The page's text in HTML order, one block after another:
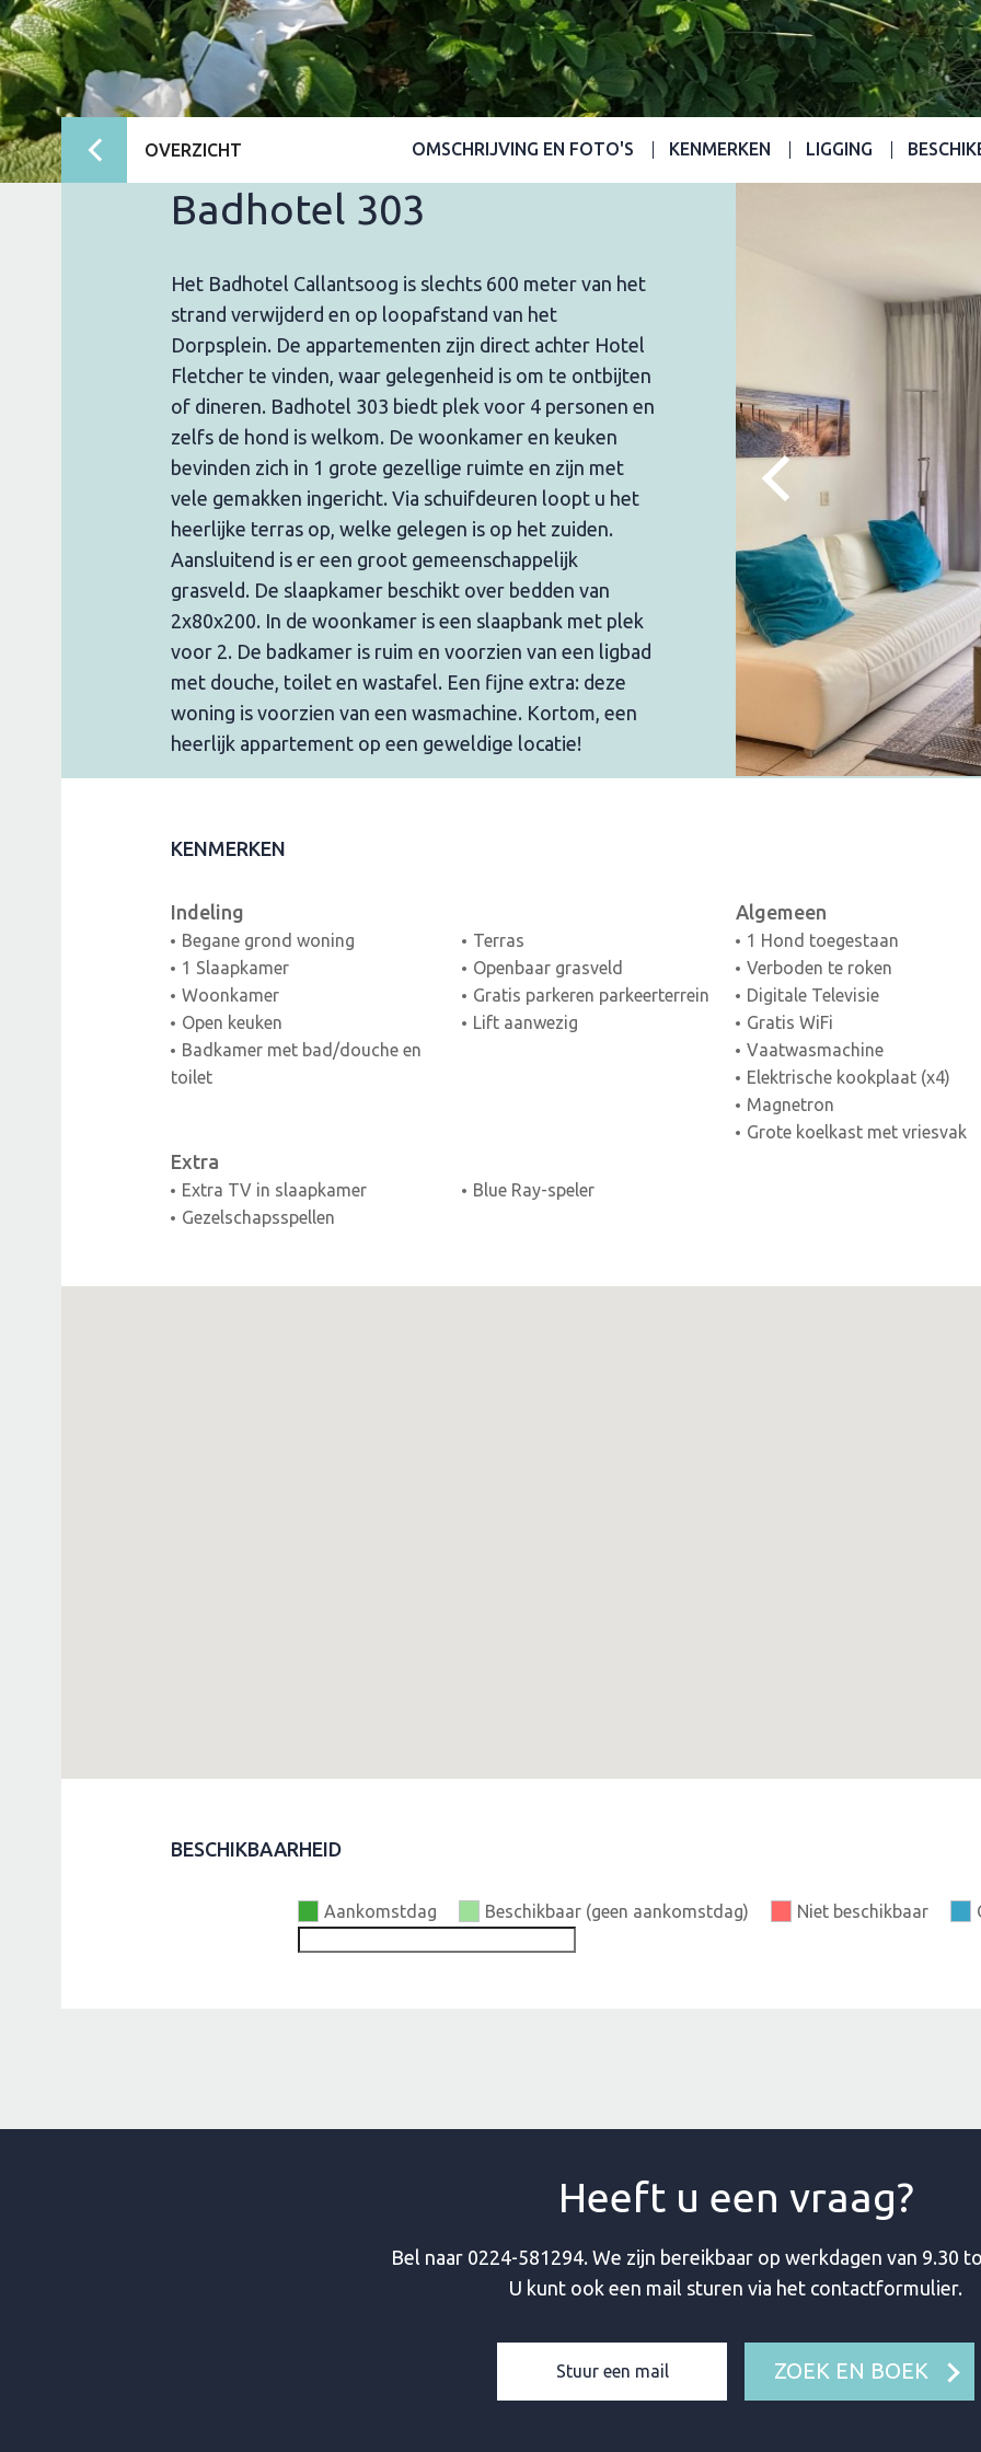
OVERZICHT OMSCHRIJVING EN FOTO'S KENMERKEN LIGGING
Badhotel 303
Het Badhotel Callantsoog is slechts 600 meter van het
strand verwijderd en op loopafstand van het
Dorpsplein. De appartementen zijn direct achter Hotel
Fletcher te vinden, waar gelegenheid is om te ontbijten
of dineren. Badhotel 303 biedt plek voor 4 personen en
zelfs de hond is welkom. De woonkamer en keuken
bevinden zich in 1 grote gezellige ruimte en zijn met
vele gemakken ingericht. Via schuifdeuren loopt u het
heerlijke terras op, welke gelegen is op het zuiden.
Aansluitend is er een groot gemeenschappelijk
grasveld. De slaapkamer beschikt over bedden van
2x80x200. In de woonkamer is een slaapbank met plek
voor 2. De badkamer is ruim en voorzien van een ligbad
met douche, toilet en wastafel. Een fijne extra: deze
woning is voorzien van een wasmachine. Kortom, een
heerlijk appartement op een geweldige locatie!
KENMERKEN
Indeling
Begane grond woning
1 Slaapkamer
Woonkamer
Open keuken
Badkamer met bad/douche en
toilet
Terras
Openbaar grasveld
Gratis parkeren parkeerterrein
Lift aanwezig
Algemeen
1 Hond toegestaan
Verboden te roken
Digitale Televisie
Gratis WiFi
Vaatwasmachine
Elektrische kookplaat (x4)
Magnetron
Grote koelkast met vriesvak
Extra
Extra TV in slaapkamer
Gezelschapsspellen
Blue Ray-speler
BESCHIKBAARHEID
Aankomstdag Beschikbaar (geen aankomstdag) Niet beschikbaar
Heeft u een vraag?
Bel naar 0224-581294. We zijn bereikbaar op werkdagen van 9.30
U kunt ook een mail sturen via het contactformulier.
Stuur een mail ZOEK EN BOEK